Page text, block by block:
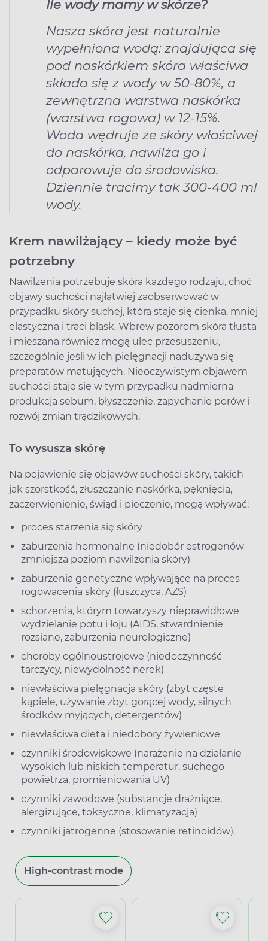
Ile wody mamy w skórze?
Nasza skóra jest naturalnie
wypełniona wodą: znajdująca się
pod naskórkiem skóra właściwa
składa się z wody w 50-80%, a
zewnętrzna warstwa naskórka
(warstwa rogowa) w 12-15%.
Woda wędruje ze skóry właściwej
do naskórka, nawilża go i
odparowuje do środowiska.
Dziennie tracimy tak 300-400 ml
wody.
Krem nawilżający – kiedy może być
potrzebny
Nawilżenia potrzebuje skóra każdego rodzaju, choć
objawy suchości najłatwiej zaobserwować w
przypadku skóry suchej, która staje się cienka, mniej
elastyczna i traci blask. Wbrew pozorom skóra tłusta
i mieszana również mogą ulec przesuszeniu,
szczególnie jeśli w ich pielęgnacji nadużywa się
preparatów matujących. Nieoczywistym objawem
suchości staje się w tym przypadku nadmierna
produkcja sebum, błyszczenie, zapychanie porów i
rozwój zmian trądzikowych.
To wysusza skórę
Na pojawienie się objawów suchości skóry, takich
jak szorstkość, złuszczanie naskórka, pęknięcia,
zaczerwienienie, świąd i pieczenie, mogą wpływać:
proces starzenia się skóry
zaburzenia hormonalne (niedobór estrogenów
zmniejsza poziom nawilżenia skóry)
zaburzenia genetyczne wpływające na proces
rogowacenia skóry (łuszczyca, AZS)
schorzenia, którym towarzyszy nieprawidłowe
wydzielanie potu i łoju (AIDS, stwardnienie
rozsiane, zaburzenia neurologiczne)
choroby ogólnoustrojowe (niedoczynność
tarczycy, niewydolność nerek)
niewłaściwa pielęgnacja skóry (zbyt częste
kąpiele, używanie zbyt gorącej wody, silnych
środków myjących, detergentów)
niewłaściwa dieta i niedobory żywieniowe
czynniki środowiskowe (narażenie na działanie
wysokich lub niskich temperatur, suchego
powietrza, promieniowania UV)
czynniki zawodowe (substancje drażniące,
alergizujące, toksyczne, klimatyzacja)
czynniki jatrogenne (stosowanie retinoidów).
High-contrast mode